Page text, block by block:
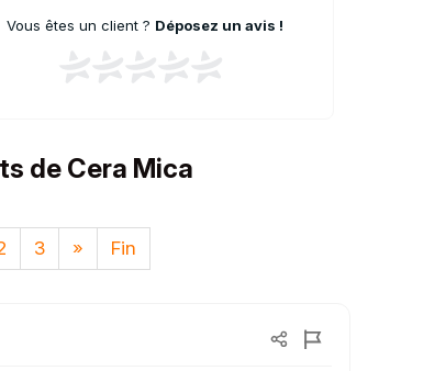
Vous êtes un client ? Déposez un avis !
de Cera Mica
3 » Fin